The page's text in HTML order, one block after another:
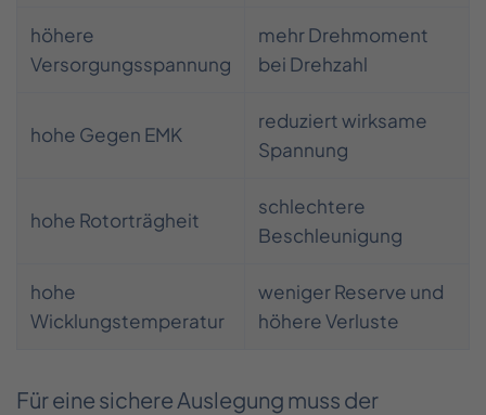
höhere
Versorgungsspannung
mehr Drehmoment
bei Drehzahl
hohe Gegen EMK
reduziert wirksame
Spannung
hohe Rotorträgheit
schlechtere
Beschleunigung
hohe
Wicklungstemperatur
weniger Reserve und
höhere Verluste
Für eine sichere Auslegung muss der